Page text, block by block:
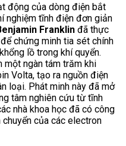
động của dòng điện bắt
nghiệm tĩnh điện đơn giản
Franklin đã thực
chứng minh tia sét chính
lồ trong khí quyển.
ngàn tám trăm khi
Volta, tạo ra nguồn điện
loại. Phát minh này đã mở
tâm nghiên cứu từ tĩnh
nhà khoa học đã có công
của các electron